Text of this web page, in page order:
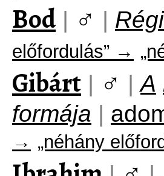
Bod | ♂ | Régi
előfordulás” →
Gibárt | ♂ | A
formája |
→ „néhány